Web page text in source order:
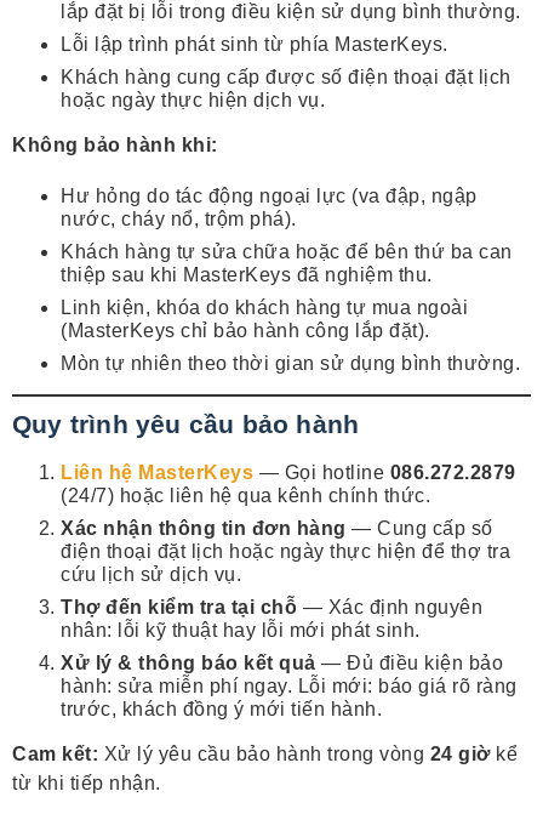
lắp đặt bị lỗi trong điều kiện sử dụng bình thường.
Lỗi lập trình phát sinh từ phía MasterKeys.
Khách hàng cung cấp được số điện thoại đặt lịch
hoặc ngày thực hiện dịch vụ.
Không bảo hành khi:
Hư hỏng do tác động ngoại lực (va đập, ngập
nước, cháy nổ, trộm phá).
Khách hàng tự sửa chữa hoặc để bên thứ ba can
thiệp sau khi MasterKeys đã nghiệm thu.
Linh kiện, khóa do khách hàng tự mua ngoài
(MasterKeys chỉ bảo hành công lắp đặt).
Mòn tự nhiên theo thời gian sử dụng bình thường.
Quy trình yêu cầu bảo hành
Liên hệ MasterKeys — Gọi hotline 086.272.2879
(24/7) hoặc liên hệ qua kênh chính thức.
Xác nhận thông tin đơn hàng — Cung cấp số
điện thoại đặt lịch hoặc ngày thực hiện để thợ tra
cứu lịch sử dịch vụ.
Thợ đến kiểm tra tại chỗ — Xác định nguyên
nhân: lỗi kỹ thuật hay lỗi mới phát sinh.
Xử lý & thông báo kết quả — Đủ điều kiện bảo
hành: sửa miễn phí ngay. Lỗi mới: báo giá rõ ràng
trước, khách đồng ý mới tiến hành.
Cam kết: Xử lý yêu cầu bảo hành trong vòng 24 giờkể
từ khi tiếp nhận.